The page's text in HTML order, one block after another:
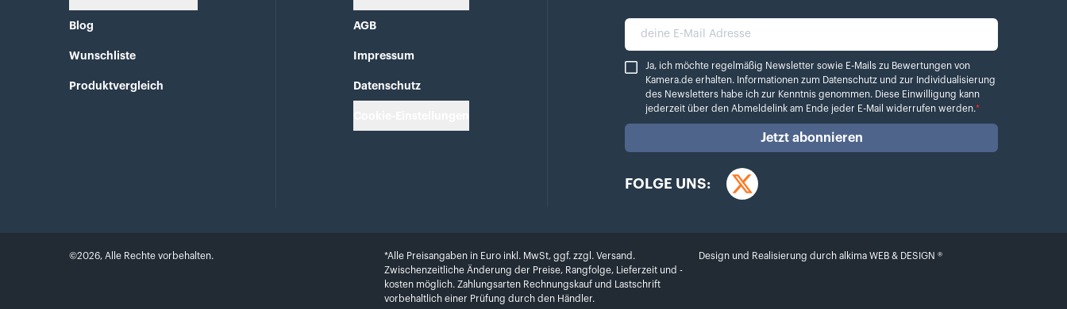
Blog
Wunschliste
Produktvergleich
AGB
Impressum
Datenschutz
deine E-Mail Adresse
Ja, ich möchte regelmäßig Newsletter sowie E-Mails zu Bewertungen von Kamera.de erhalten.
Ja, ich möchte regelmäßig Newsletter sowie E-Mails zu Bewertungen von
Kamera.de erhalten. Informationen zum Datenschutz und zur Individualisierung
des Newsletters habe ich zur Kenntnis genommen. Diese Einwilligung kann
jederzeit über den Abmeldelink am Ende jeder E-Mail widerrufen werden.*
Jetzt abonnieren
FOLGE UNS:
Twitter
©2026, Alle Rechte vorbehalten.
*Alle Preisangaben in Euro inkl. MwSt, ggf. zzgl. Versand.
Zwischenzeitliche Änderung der Preise, Rangfolge, Lieferzeit und -
kosten möglich. Zahlungsarten Rechnungskauf und Lastschrift
vorbehaltlich einer Prüfung durch den Händler.
Design und Realisierung durch alkima WEB & DESIGN ®